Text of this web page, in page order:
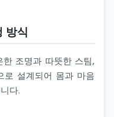
방식
조명과 따뜻한 스팀,
로 설계되어 몸과 마음
다.